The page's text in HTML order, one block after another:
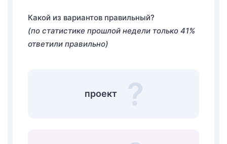
Какой из вариантов правильный?
(по статистике прошлой недели только 41%
ответили правильно)
проект